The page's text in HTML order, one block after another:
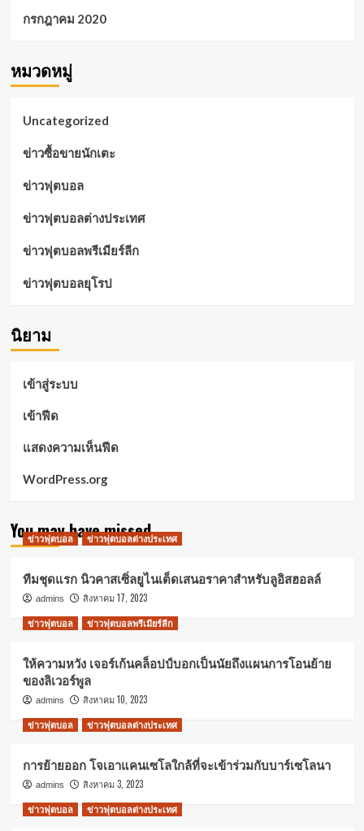
กรกฎาคม 2020
หมวดหมู่
Uncategorized
ข่าวซื้อขายนักเตะ
ข่าวฟุตบอล
ข่าวฟุตบอลต่างประเทศ
ข่าวฟุตบอลพรีเมียร์ลีก
ข่าวฟุตบอลยุโรป
นิยาม
เข้าสู่ระบบ
เข้าฟีด
แสดงความเห็นฟีด
WordPress.org
You may have missed
ข่าวฟุตบอล ข่าวฟุตบอลต่างประเทศ
ทีมชุดแรก นิวคาสเซิ่ลยูไนเต็ดเสนอราคาสำหรับลูอิสฮอลล์
admins
สิงหาคม 17, 2023
ข่าวฟุตบอล
ข่าวฟุตบอลพรีเมียร์ลีก
ให้ความหวัง เจอร์เก้นคล็อปป์บอกเป็นนัยถึงแผนการโอนย้าย
ของลิเวอร์พูล
admins
สิงหาคม 10, 2023
ข่าวฟุตบอล
ข่าวฟุตบอลต่างประเทศ
การย้ายออก โจเอาแคนเซโลใกล้ที่จะเข้าร่วมกับบาร์เซโลนา
admins
สิงหาคม 3, 2023
ข่าวฟุตบอล
ข่าวฟุตบอลต่างประเทศ